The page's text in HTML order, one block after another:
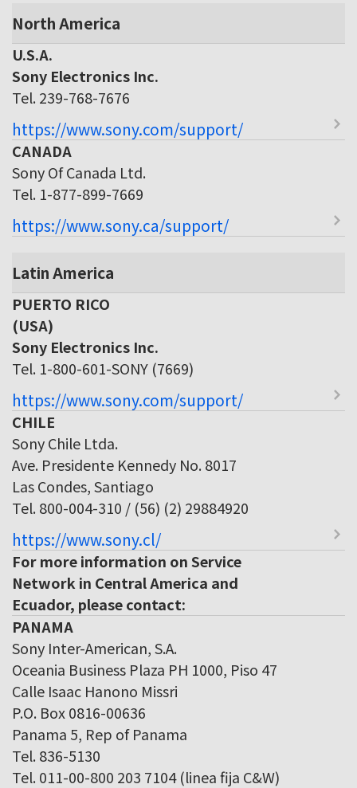
North America
U.S.A.
Sony Electronics Inc.
Tel. 239-768-7676
https://www.sony.com/support/
CANADA
Sony Of Canada Ltd.
Tel. 1-877-899-7669
https://www.sony.ca/support/
Latin America
PUERTO RICO
(USA)
Sony Electronics Inc.
Tel. 1-800-601-SONY (7669)
https://www.sony.com/support/
CHILE
Sony Chile Ltda.
Ave. Presidente Kennedy No. 8017
Las Condes, Santiago
Tel. 800-004-310 / (56) (2) 29884920
https://www.sony.cl/
For more information on Service
Network in Central America and
Ecuador, please contact:
PANAMA
Sony Inter-American, S.A.
Oceania Business Plaza PH 1000, Piso 47
Calle Isaac Hanono Missri
P.O. Box 0816-00636
Panama 5, Rep of Panama
Tel. 836-5130
Tel. 011-00-800 203 7104 (linea fija C&W)